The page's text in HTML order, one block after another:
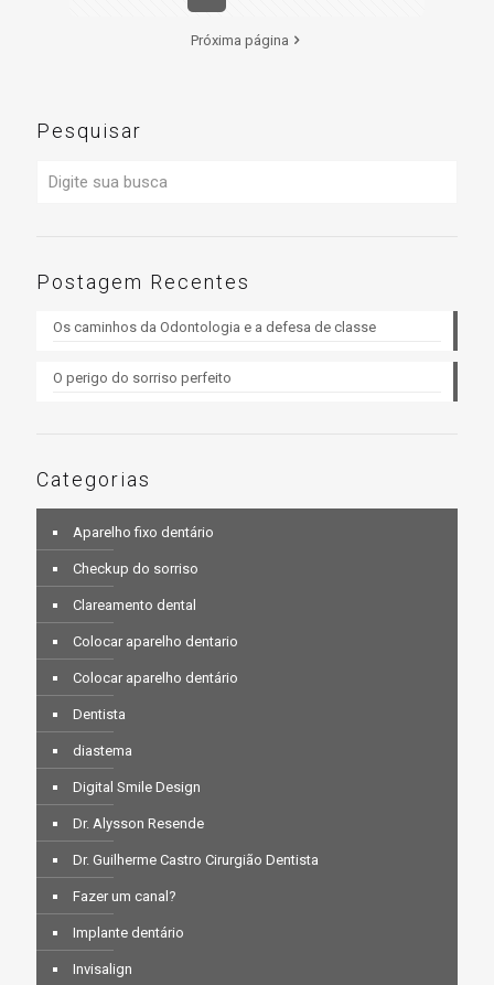
Próxima página
Pesquisar
Postagem Recentes
Os caminhos da Odontologia e a defesa de classe
O perigo do sorriso perfeito
Categorias
Aparelho fixo dentário
Checkup do sorriso
Clareamento dental
Colocar aparelho dentario
Colocar aparelho dentário
Dentista
diastema
Digital Smile Design
Dr. Alysson Resende
Dr. Guilherme Castro Cirurgião Dentista
Fazer um canal?
Implante dentário
Invisalign